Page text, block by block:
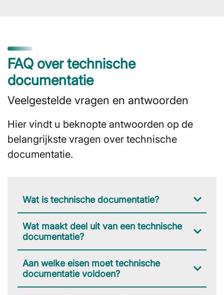
FAQ over technische
documentatie
Veelgestelde vragen en antwoorden
Hier vindt u beknopte antwoorden op de
belangrijkste vragen over technische
documentatie.
Wat is technische documentatie?
Wat maakt deel uit van een technische
documentatie?
Aan welke eisen moet technische
documentatie voldoen?